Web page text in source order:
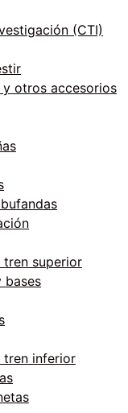
(CTI)
otros accesorios
tren superior
bases
tren inferior